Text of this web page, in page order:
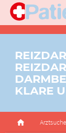
KLARE